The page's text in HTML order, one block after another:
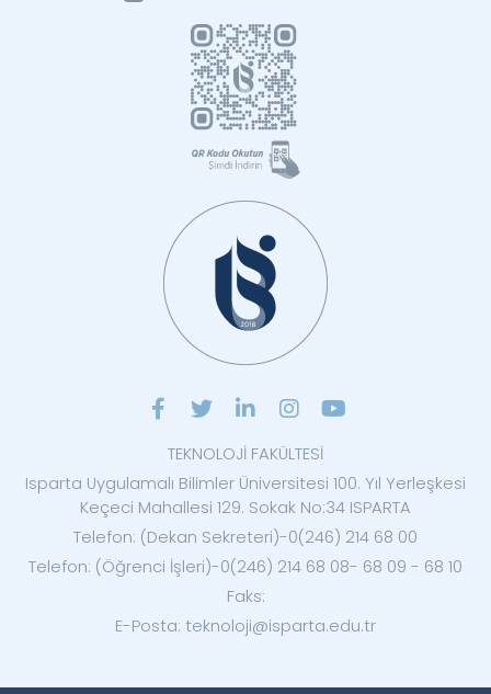
TEKNOLOJİ FAKÜLTESİ
Isparta Uygulamalı Bilimler Üniversitesi 100. Yıl Yerleşkesi
Keçeci Mahallesi 129. Sokak No:34 ISPARTA
Telefon: (Dekan Sekreteri)-0(246) 214 68 00
Telefon: (Öğrenci İşleri)-0(246) 214 68 08- 68 09 - 68 10
Faks:
E-Posta: teknoloji@isparta.edu.tr